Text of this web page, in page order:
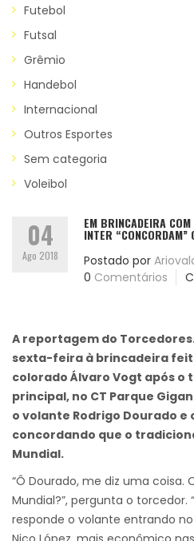
Futebol
Futsal
Grêmio
Handebol
Internacional
Outros Esportes
Sem categoria
Voleibol
04
Ago 2018
EM BRINCADEIRA
INTER “CONCORDAM”
Postado por
0 Comentários
A reportagem do
sexta-feira à brincadeira
colorado Álvaro Vogt após o
principal, no CT Parque
o volante Rodrigo Dourado e
concordando que o
Mundial.
“Ô Dourado, me diz uma
Mundial?”, pergunta o torcedor.
responde o volante entrando